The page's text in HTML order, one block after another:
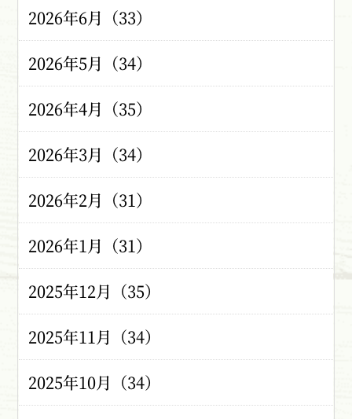
2026年6月（33）
2026年5月（34）
2026年4月（35）
2026年3月（34）
2026年2月（31）
2026年1月（31）
2025年12月（35）
2025年11月（34）
2025年10月（34）